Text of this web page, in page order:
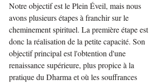
Notre objectif est le Plein Éveil, mais nous
avons plusieurs étapes à franchir sur le
cheminement spirituel. La première étape est
donc la réalisation de la petite capacité. Son
objectif principal est l'obtention d'une
renaissance supérieure, plus propice à la
pratique du Dharma et où les souffrances